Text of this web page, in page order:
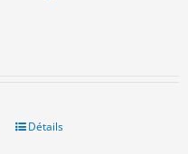
Détails